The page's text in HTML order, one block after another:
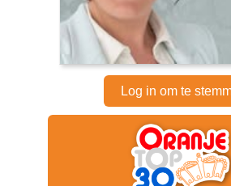
Log in om te